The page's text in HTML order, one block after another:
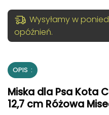
Wysyłamy w
opóźnień.
OPIS
Miska dla Psa Kota
12,7 cm Różowa